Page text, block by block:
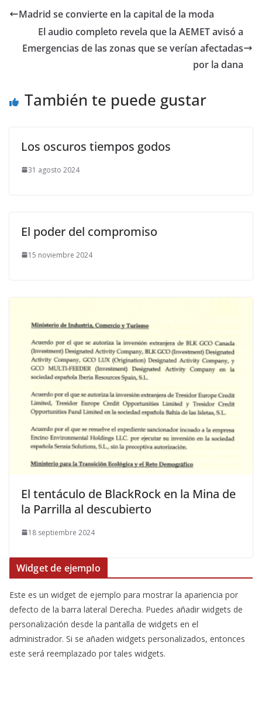
Madrid se convierte en la capital de la moda
El audio completo revela que la AEMET avisó a
Emergencias de las zonas que se verían afectadas
por la dana
También te puede gustar
Los oscuros tiempos godos
31 agosto 2024
El poder del compromiso
15 noviembre 2024
El tentáculo de BlackRock en la Mina de
la Parrilla al descubierto
18 septiembre 2024
Widget de ejemplo
Este es un widget de ejemplo para mostrar la apariencia por
defecto de la barra lateral Derecha. Puedes añadir widgets de
personalización desde la pantalla de widgets en el
administrador. Si se añaden widgets personalizados, entonces
este será reemplazado por tales widgets.